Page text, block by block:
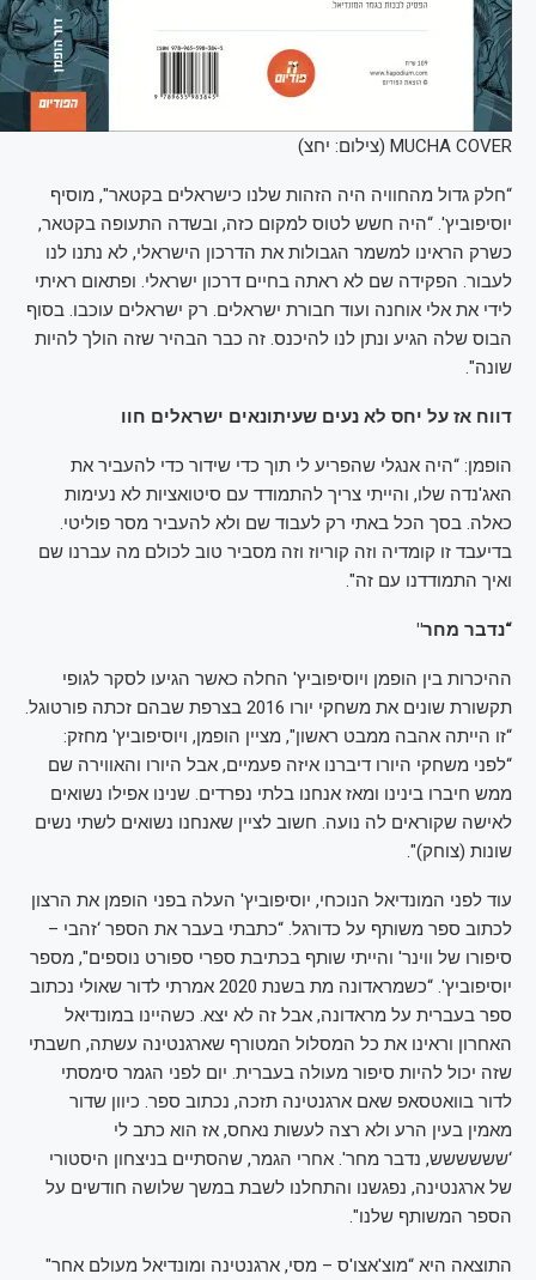
MUCHA COVER (צילום: יחצ)
“חלק גדול מהחוויה היה הזהות שלנו כישראלים בקטאר", מוסיף
יוסיפוביץ'. “היה חשש לטוס למקום כזה, ובשדה התעופה בקטאר,
כשרק הראינו למשמר הגבולות את הדרכון הישראלי, לא נתנו לנו
לעבור. הפקידה שם לא ראתה בחיים דרכון ישראלי. ופתאום ראיתי
לידי את אלי אוחנה ועוד חבורת ישראלים. רק ישראלים עוכבו. בסוף
הבוס שלה הגיע ונתן לנו להיכנס. זה כבר הבהיר שזה הולך להיות
שונה".
דווח אז על יחס לא נעים שעיתונאים ישראלים חוו
הופמן: “היה אנגלי שהפריע לי תוך כדי שידור כדי להעביר את
האג'נדה שלו, והייתי צריך להתמודד עם סיטואציות לא נעימות
כאלה. בסך הכל באתי רק לעבוד שם ולא להעביר מסר פוליטי.
בדיעבד זו קומדיה וזה קוריוז וזה מסביר טוב לכולם מה עברנו שם
ואיך התמודדנו עם זה".
“נדבר מחר"
ההיכרות בין הופמן ויוסיפוביץ' החלה כאשר הגיעו לסקר לגופי
תקשורת שונים את משחקי יורו 2016 בצרפת שבהם זכתה פורטוגל.
“זו הייתה אהבה ממבט ראשון", מציין הופמן, ויוסיפוביץ' מחזק:
“לפני משחקי היורו דיברנו איזה פעמיים, אבל היורו והאווירה שם
ממש חיברו בינינו ומאז אנחנו בלתי נפרדים. שנינו אפילו נשואים
לאישה שקוראים לה נועה. חשוב לציין שאנחנו נשואים לשתי נשים
שונות (צוחק)".
עוד לפני המונדיאל הנוכחי, יוסיפוביץ' העלה בפני הופמן את הרצון
לכתוב ספר משותף על כדורגל. “כתבתי בעבר את הספר ‘זהבי –
סיפורו של ווינר' והייתי שותף בכתיבת ספרי ספורט נוספים", מספר
יוסיפוביץ'. “כשמראדונה מת בשנת 2020 אמרתי לדור שאולי נכתוב
ספר בעברית על מראדונה, אבל זה לא יצא. כשהיינו במונדיאל
האחרון וראינו את כל המסלול המטורף שארגנטינה עשתה, חשבתי
שזה יכול להיות סיפור מעולה בעברית. יום לפני הגמר סימסתי
לדור בוואטסאפ שאם ארגנטינה תזכה, נכתוב ספר. כיוון שדור
מאמין בעין הרע ולא רצה לעשות נאחס, אז הוא כתב לי
‘שששששש, נדבר מחר'. אחרי הגמר, שהסתיים בניצחון היסטורי
של ארגנטינה, נפגשנו והתחלנו לשבת במשך שלושה חודשים על
הספר המשותף שלנו".
התוצאה היא “מוצ'אצו'ס – מסי, ארגנטינה ומונדיאל מעולם אחר"